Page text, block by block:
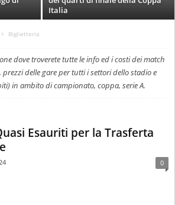
Italia
Biglietteria
dove troverete tutte le info ed i costi dei match
delle gare per tutti i settori dello stadio e
in ambito di campionato, coppa, serie A.
Esauriti per la Trasferta
0